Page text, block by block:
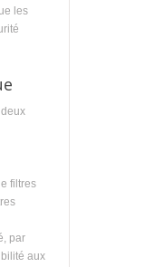
les
filtres
par
aux